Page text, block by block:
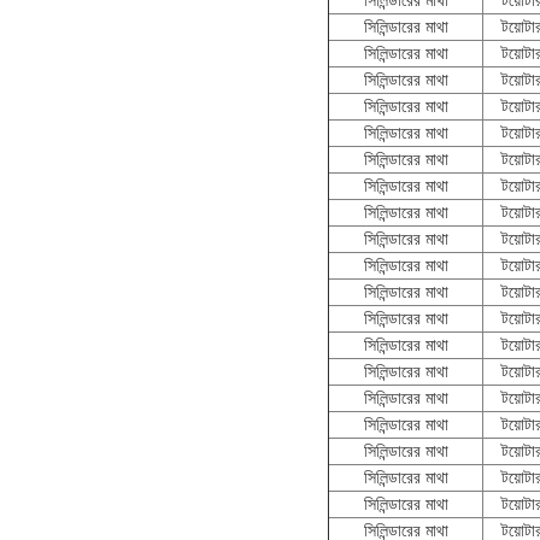
সিলিন্ডারের মাথা
সিলিন্ডারের মাথা
সিলিন্ডারের মাথা
সিলিন্ডারের মাথা
সিলিন্ডারের মাথা
সিলিন্ডারের মাথা
সিলিন্ডারের মাথা
সিলিন্ডারের মাথা
সিলিন্ডারের মাথা
সিলিন্ডারের মাথা
সিলিন্ডারের মাথা
সিলিন্ডারের মাথা
সিলিন্ডারের মাথা
সিলিন্ডারের মাথা
সিলিন্ডারের মাথা
সিলিন্ডারের মাথা
সিলিন্ডারের মাথা
সিলিন্ডারের মাথা
সিলিন্ডারের মাথা
সিলিন্ডারের মাথা